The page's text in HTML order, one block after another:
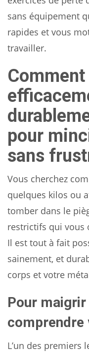
sans équipement
rapides et vous
travailler.
pour
sans
Vous cherchez
quelques kilos ou
tomber dans le
restrictifs qui vous
Il est tout à fait
sainement, et
corps et votre
Pour
L’un des premiers